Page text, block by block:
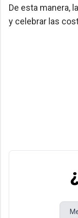
De esta manera,
y celebrar las